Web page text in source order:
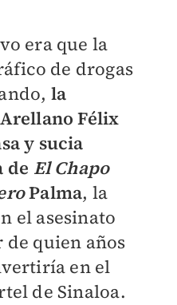
era que la
de drogas
la
Félix
y sucia
de El Chapo
Palma, la
el asesinato
quien años
en el
de Sinaloa.